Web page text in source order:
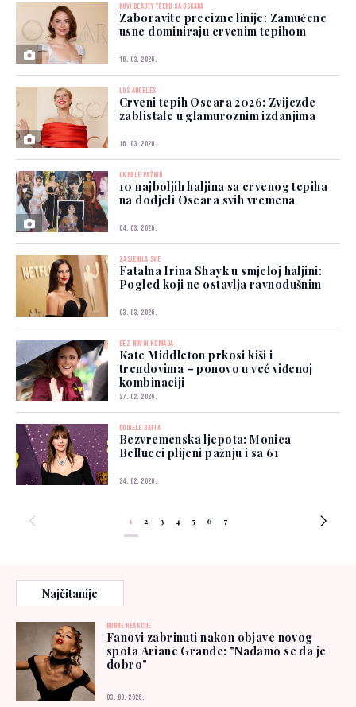
NOVI BEAUTY TREND SA OSCARA
Zaboravite precizne linije: Zamućene
usne dominiraju crvenim tepihom
16. 03. 2026.
LOS ANGELES
Crveni tepih Oscara 2026: Zvijezde
zablistale u glamuroznim izdanjima
16. 03. 2026.
UKRALE PAŽNJU
10 najboljih haljina sa crvenog tepiha
na dodjeli Oscara svih vremena
04. 03. 2026.
ZASJENILA SVE
Fatalna Irina Shayk u smjeloj haljini:
Pogled koji ne ostavlja ravnodušnim
03. 03. 2026.
BEZ NOVIH KOMADA
Kate Middleton prkosi kiši i
trendovima – ponovo u već viđenoj
kombinaciji
27. 02. 2026.
DODJELE BAFTA
Bezvremenska ljepota: Monica
Bellucci plijeni pažnju i sa 61
24. 02. 2026.
1 2 3 4 5 6 7
Najčitanije
BURNE REAKCIJE
Fanovi zabrinuti nakon objave novog
spota Ariane Grande: "Nadamo se da je
dobro"
03. 08. 2026.